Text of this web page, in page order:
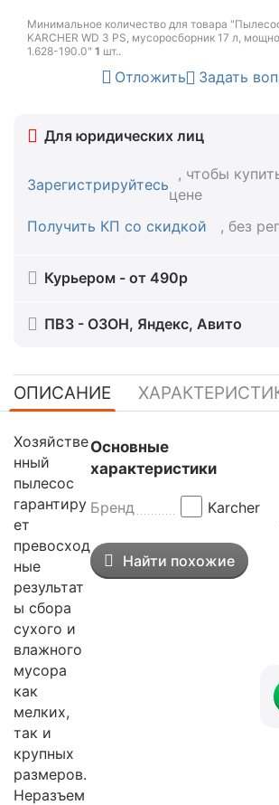
Минимальное количество для товара
KARCHER WD 3 PS, мусоросборник 17 л,
1.628-190.0" 1 шт..
Отложить Задать
Для юридических лиц
Зарегистрируйтесь
, чтобы
цене
Получить КП со скидкой
, без
Курьером - от 490р
ПВЗ - ОЗОН, Яндекс, Авито
ОПИСАНИЕ
Хозяйстве
нный
пылесос
гарантиру
ет
превосход
ные
результат
ы сбора
сухого и
влажного
мусора
как
мелких,
так и
крупных
размеров.
Неразъем
Основные
характеристики
Бренд Karcher
Найти похожие